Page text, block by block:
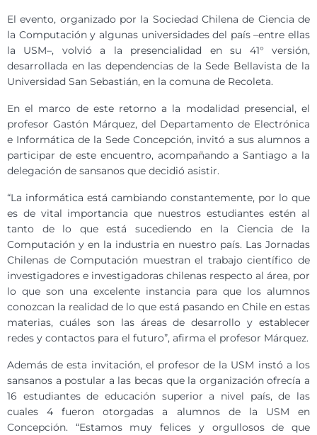
El evento, organizado por la Sociedad Chilena de Ciencia de
la Computación y algunas universidades del país –entre ellas
la USM–, volvió a la presencialidad en su 41° versión,
desarrollada en las dependencias de la Sede Bellavista de la
Universidad San Sebastián, en la comuna de Recoleta.
En el marco de este retorno a la modalidad presencial, el
profesor Gastón Márquez, del Departamento de Electrónica
e Informática de la Sede Concepción, invitó a sus alumnos a
participar de este encuentro, acompañando a Santiago a la
delegación de sansanos que decidió asistir.
“La informática está cambiando constantemente, por lo que
es de vital importancia que nuestros estudiantes estén al
tanto de lo que está sucediendo en la Ciencia de la
Computación y en la industria en nuestro país. Las Jornadas
Chilenas de Computación muestran el trabajo científico de
investigadores e investigadoras chilenas respecto al área, por
lo que son una excelente instancia para que los alumnos
conozcan la realidad de lo que está pasando en Chile en estas
materias, cuáles son las áreas de desarrollo y establecer
redes y contactos para el futuro”, afirma el profesor Márquez.
Además de esta invitación, el profesor de la USM instó a los
sansanos a postular a las becas que la organización ofrecía a
16 estudiantes de educación superior a nivel país, de las
cuales 4 fueron otorgadas a alumnos de la USM en
Concepción. “Estamos muy felices y orgullosos de que